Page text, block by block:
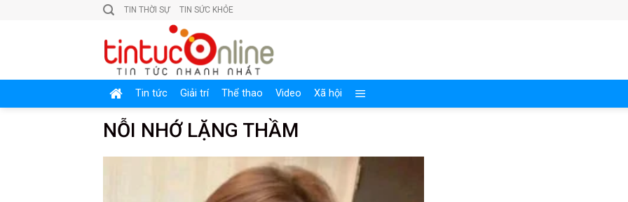
TIN THỜI SỰ TIN SỨC KHỎE
Tin tức Giải trí Thể thao Video Xã hội
NỖI NHỚ LẶNG THẦM